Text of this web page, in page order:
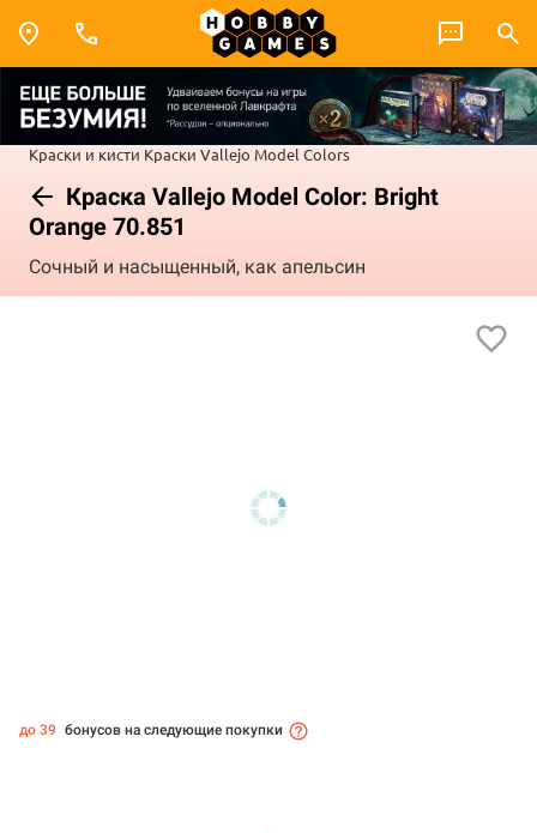
Краски и кисти Краски Vallejo Model Colors
Краска Vallejo Model Color: Bright
Orange 70.851
Сочный и насыщенный, как апельсин
до 39 бонусов на следующие покупки